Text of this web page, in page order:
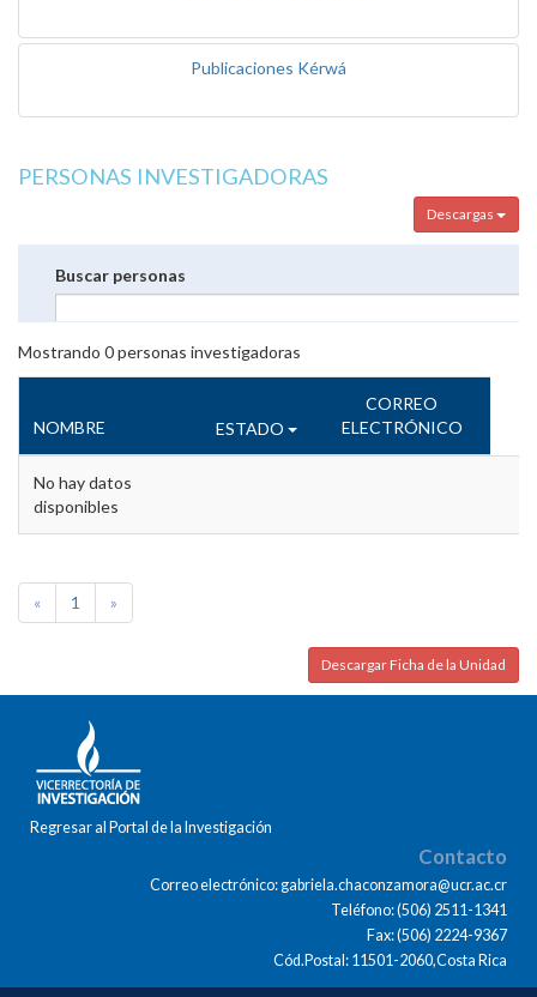
Publicaciones Kérwá
PERSONAS INVESTIGADORAS
Descargas
Buscar personas
Mostrando 0personas investigadoras
NOMBRE ESTADO
CORREO
ELECTRÓNICO
No hay datos
disponibles
« 1 »
Descargar Ficha de la Unidad
Regresar al Portal de la Investigación
Contacto
Correo electrónico: gabriela.chaconzamora@ucr.ac.cr
Teléfono: (506) 2511-1341
Fax: (506) 2224-9367
Cód.Postal: 11501-2060,Costa Rica